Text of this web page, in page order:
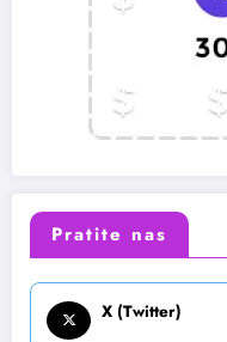
Pratite nas
X (Twitter)